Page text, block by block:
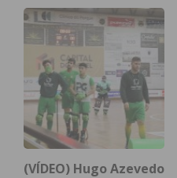
Eu li e
(VÍDEO) Hugo Azevedo